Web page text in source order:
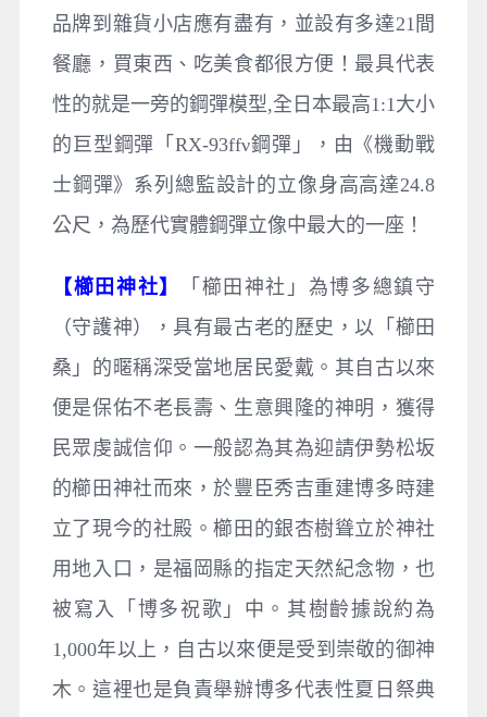
品牌到雜貨小店應有盡有，並設有多達21間
餐廳，買東西、吃美食都很方便！最具代表
性的就是一旁的鋼彈模型,全日本最高1:1大小
的巨型鋼彈「RX-93ffν鋼彈」，由《機動戰
士鋼彈》系列總監設計的立像身高高達24.8
公尺，為歷代實體鋼彈立像中最大的一座！
【櫛田神社】
「櫛田神社」為博多總鎮守
（守護神），具有最古老的歷史，以「櫛田
桑」的暱稱深受當地居民愛戴。其自古以來
便是保佑不老長壽、生意興隆的神明，獲得
民眾虔誠信仰。一般認為其為迎請伊勢松坂
的櫛田神社而來，於豐臣秀吉重建博多時建
立了現今的社殿。櫛田的銀杏樹聳立於神社
用地入口，是福岡縣的指定天然紀念物，也
被寫入「博多祝歌」中。其樹齡據說約為
1,000年以上，自古以來便是受到崇敬的御神
木。這裡也是負責舉辦博多代表性夏日祭典